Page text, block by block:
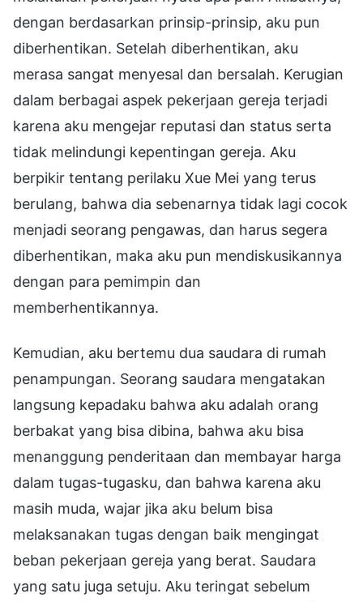
dengan berdasarkan prinsip-prinsip, aku pun
diberhentikan. Setelah diberhentikan, aku
merasa sangat menyesal dan bersalah. Kerugian
dalam berbagai aspek pekerjaan gereja terjadi
karena aku mengejar reputasi dan status serta
tidak melindungi kepentingan gereja. Aku
berpikir tentang perilaku Xue Mei yang terus
berulang, bahwa dia sebenarnya tidak lagi cocok
menjadi seorang pengawas, dan harus segera
diberhentikan, maka aku pun mendiskusikannya
dengan para pemimpin dan
memberhentikannya.
Kemudian, aku bertemu dua saudara di rumah
penampungan. Seorang saudara mengatakan
langsung kepadaku bahwa aku adalah orang
berbakat yang bisa dibina, bahwa aku bisa
menanggung penderitaan dan membayar harga
dalam tugas-tugasku, dan bahwa karena aku
masih muda, wajar jika aku belum bisa
melaksanakan tugas dengan baik mengingat
beban pekerjaan gereja yang berat. Saudara
yang satu juga setuju. Aku teringat sebelum